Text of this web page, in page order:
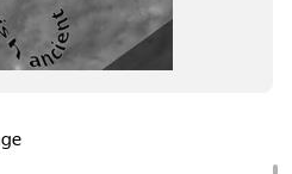
2026 Оборудование для